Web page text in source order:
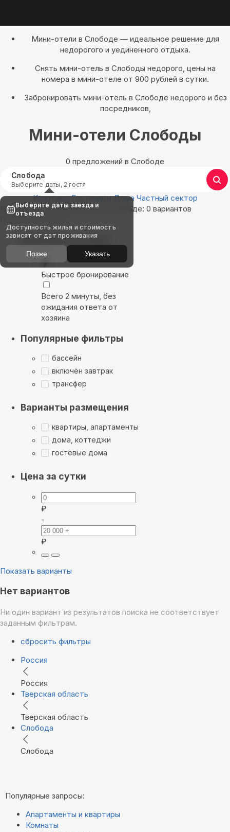
Мини-отели в Слободе — идеальное решение для
недорогого и уединенного отдыха.
Снять мини-отель в Слободы недорого, цены на
номера в мини-отеле от 900 рублей в сутки.
Забронировать мини-отель в Слободе недорого и без
посредников,
Мини-отели Слободы
0 предложений в Слободе
Слобода
Выберите даты, 2 гостя
Квартиры Гостиницы Дома Частный сектор
Найдём, где остановиться в Слободе: 0 вариантов
Показать на карте
Выбирайте лучшее
Быстрое бронирование
Всего 2 минуты, без
ожидания ответа от
хозяина
Популярные фильтры
бассейн
включён завтрак
трансфер
Варианты размещения
квартиры, апартаменты
дома, коттеджи
гостевые дома
Цена за сутки
₽
-
₽
Показать варианты
Нет вариантов
Ни один вариант из результатов поиска не соответствует
заданным фильтрам.
сбросить фильтры
Россия
Россия
Тверская область
Тверская область
Слобода
Слобода
Популярные запросы:
Апартаменты и квартиры
Комнаты
Выберите даты заезда и
отъезда
Доступность жилья и стоимость
зависят от дат проживания
Позже Указать